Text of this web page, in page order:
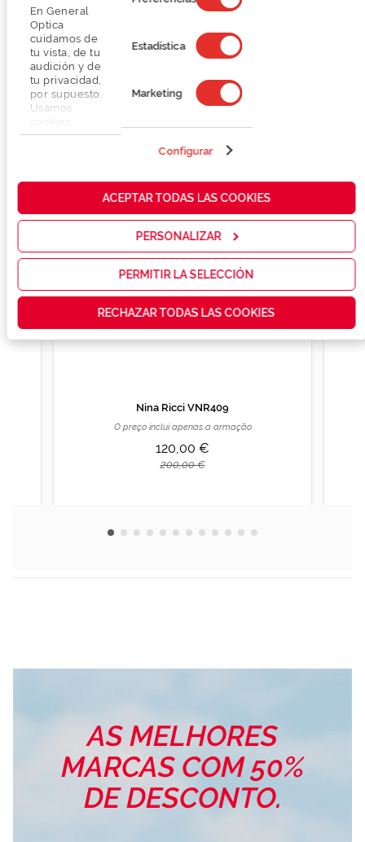
En General
Optica
cuidamos de
tu vista, de tu
audición y de
tu privacidad,
por supuesto.
Usamos
propias y de
servicios y
las
que realmente
contenidos
personalizados
Estadística
Marketing
Configurar
ACEPTAR TODAS LAS COOKIES
PERSONALIZAR
PERMITIR LA SELECCIÓN
RECHAZAR TODAS LAS COOKIES
Nina Ricci VNR409
O preço inclui apenas a armação
120,00 €
200,00 €
AS MELHORES
MARCAS COM 50%
DE DESCONTO.